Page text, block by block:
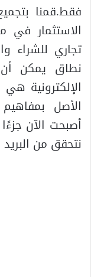
فقط.قمنا
الاستثمار في
تجاري للشراء
نطاق يمكن أن
الإلكترونية
الأصل
أصبحت الآن جزءًا
نتحقق من البريد